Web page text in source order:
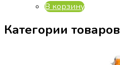
В корзину
Категории товаров